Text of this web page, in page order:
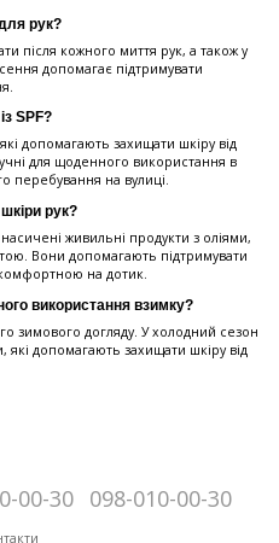
рук?
після кожного миття рук, а також у
допомагає підтримувати
SPF?
допомагають захищати шкіру від
для щоденного використання в
перебування на вулиці.
рук?
живильні продукти з оліями,
Вони допомагають підтримувати
на дотик.
використання взимку?
зимового догляду. У холодний сезон
які допомагають захищати шкіру від
00-30 098-010-00-30